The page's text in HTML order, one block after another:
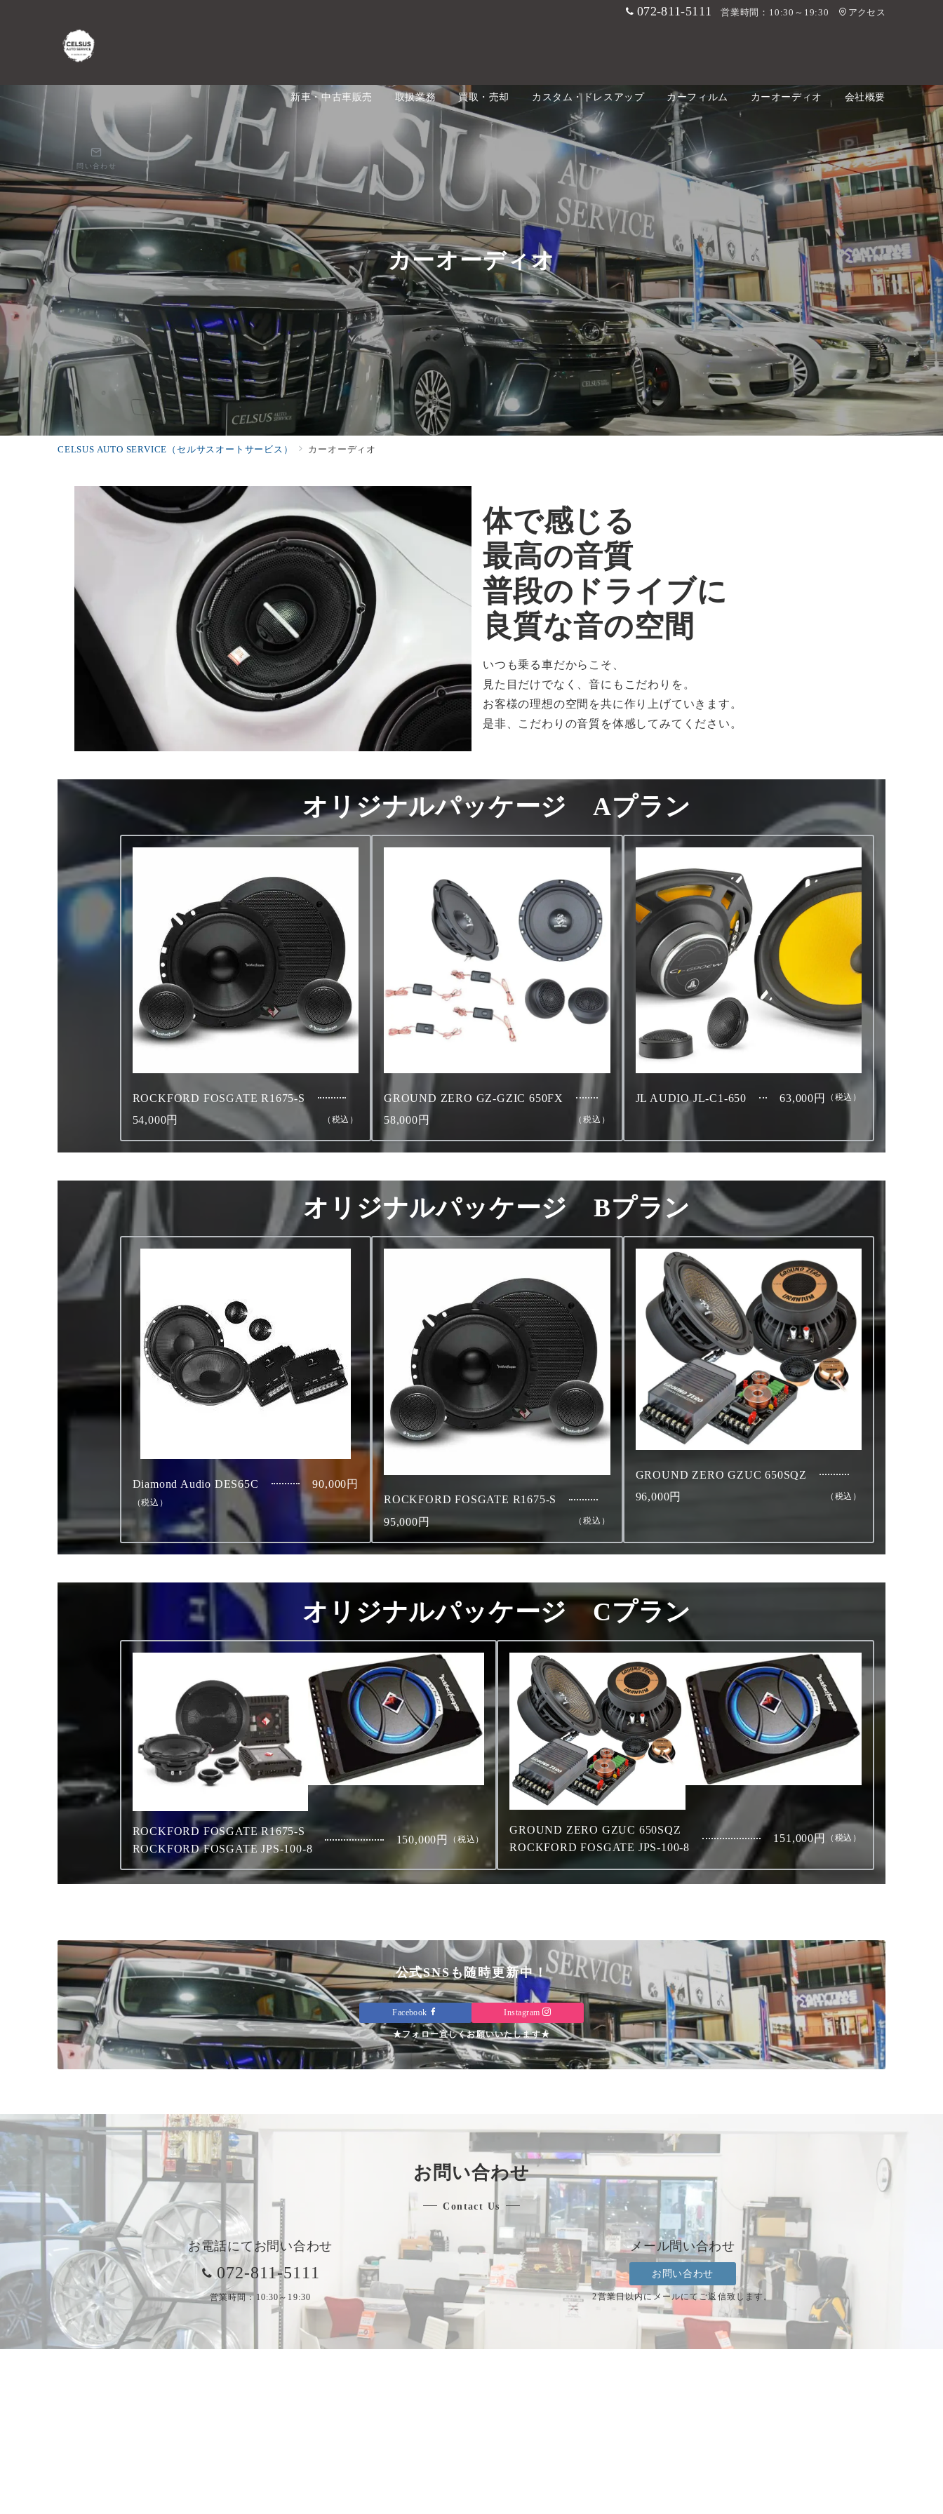
072-811-5111 営業時間：10:30～19:30 アクセス
新車・中古車販売 取扱業務 買取・売却 カスタム・ドレスアップ カーフィルム カーオーディオ 会社概要
問い合わせ
カーオーディオ
CELSUS AUTO SERVICE（セルサスオートサービス） カーオーディオ
体で感じる
最高の音質
普段のドライブに
良質な音の空間
いつも乗る車だからこそ、
見た目だけでなく、音にもこだわりを。
お客様の理想の空間を共に作り上げていきます。
是非、こだわりの音質を体感してみてください。
オリジナルパッケージ Aプラン
ROCKFORD FOSGATE R1675-S
54,000円
（税込）
GROUND ZERO GZ-GZIC 650FX
58,000円
（税込）
JL AUDIO JL-C1-650 63,000円 （税込）
オリジナルパッケージ Bプラン
Diamond Audio DES65C 90,000円
（税込）
ROCKFORD FOSGATE R1675-S
95,000円
（税込）
GROUND ZERO GZUC 650SQZ
96,000円
（税込）
オリジナルパッケージ Cプラン
ROCKFORD FOSGATE R1675-S
ROCKFORD FOSGATE JPS-100-8
150,000円 （税込）
GROUND ZERO GZUC 650SQZ
ROCKFORD FOSGATE JPS-100-8
151,000円 （税込）
公式SNSも随時更新中！
Facebook Instagram
★フォロー宜しくお願いいたします★
お問い合わせ
Contact Us
お電話にてお問い合わせ
072-811-5111
営業時間：10:30～19:30
メール問い合わせ
お問い合わせ
2営業日以内にメールにてご返信致します。